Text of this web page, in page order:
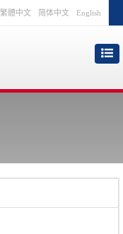
繁體中文 简体中文 English